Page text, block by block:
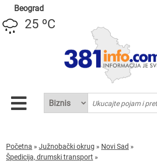
Beograd
25 ºC
Početna » Južnobački okrug » Novi Sad »
Špedicija, drumski transport »